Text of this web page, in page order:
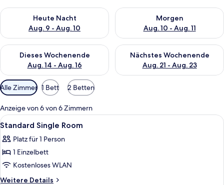
Heute Nacht
Aug. 9 - Aug. 10
Überprüfe die Verfügbarkeit für heute Nacht, Aug. 9 - Aug.
Morgen
Aug. 10 - Aug. 11
Überprüfe die Verfügbarkeit
Dieses Wochenende
Aug. 14 - Aug. 16
Überprüfe die Verfügbarkeit für dieses Wochenende, Aug. 14
Nächstes Wochenende
Aug. 21 - Aug. 23
Überprüfe die Verfügbarkeit
Verfügbare
Filter
für
Zimmer
Alle Zimmer 1 Bett 2 Betten
Anzeige von 6 von 6 Zimmern
Alle
Fotos
für
Standard
Single
Room
Ein Hotelzimmer mit einem Bett,
3
Standard Single Room
Platz für 1 Person
1 Einzelbett
Kostenloses WLAN
Weitere Details
Weitere